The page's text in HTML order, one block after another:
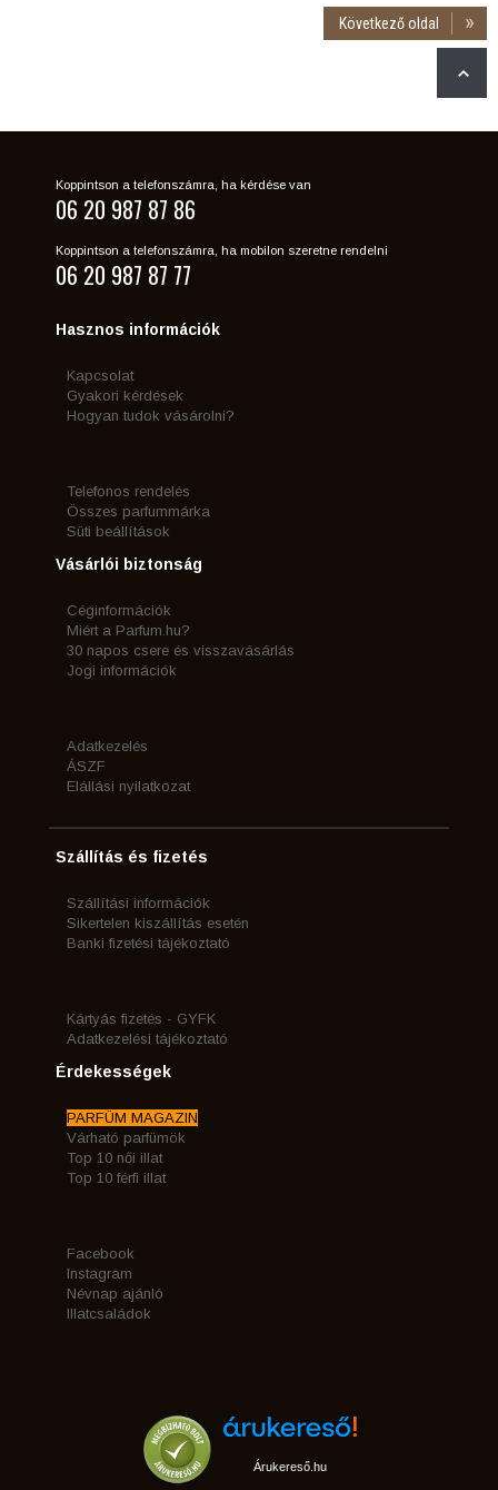
Következő oldal
Koppintson a telefonszámra, ha kérdése van
06 20 987 87 86
Koppintson a telefonszámra, ha mobilon szeretne rendelni
06 20 987 87 77
Hasznos információk
Kapcsolat
Gyakori kérdések
Hogyan tudok vásárolni?
Telefonos rendelés
Összes parfummárka
Süti beállítások
Vásárlói biztonság
Céginformációk
Miért a Parfum.hu?
30 napos csere és visszavásárlás
Jogi információk
Adatkezelés
ÁSZF
Elállási nyilatkozat
Szállítás és fizetés
Szállítási információk
Sikertelen kiszállítás esetén
Banki fizetési tájékoztató
Kártyás fizetés - GYFK
Adatkezelési tájékoztató
Érdekességek
PARFÜM MAGAZIN
Várható parfümök
Top 10 női illat
Top 10 férfi illat
Facebook
Instagram
Névnap ajánló
Illatcsaládok
Árukereső.hu